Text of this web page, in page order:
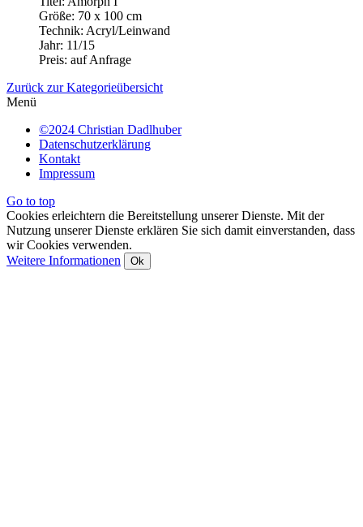
Größe: 70 x 100 cm
Technik: Acryl/Leinwand
Jahr: 11/15
Preis: auf Anfrage
Zurück zur Kategorieübersicht
Menü
©2024 Christian Dadlhuber
Datenschutzerklärung
Kontakt
Impressum
Go to top
Cookies erleichtern die Bereitstellung unserer Dienste. Mit der
Nutzung unserer Dienste erklären Sie sich damit einverstanden, dass
wir Cookies verwenden.
Weitere Informationen
Ok